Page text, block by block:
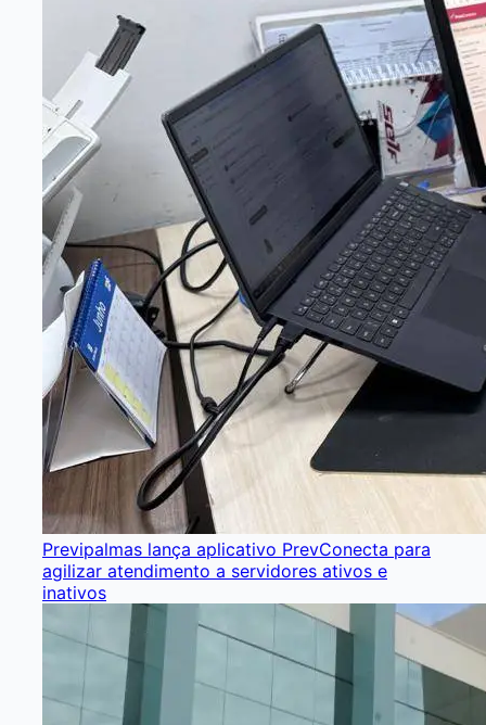
Previpalmas lança aplicativo PrevConecta para
agilizar atendimento a servidores ativos e
inativos